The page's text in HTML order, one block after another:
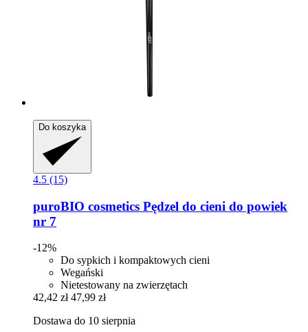
Do koszyka
4.5 (15)
puroBIO cosmetics Pędzel do cieni do powiek
nr 7
-12%
Do sypkich i kompaktowych cieni
Wegański
Nietestowany na zwierzętach
42,42 zł 47,99 zł
Dostawa do 10 sierpnia